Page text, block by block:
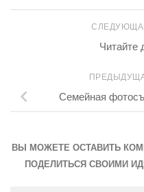
Читайте
Семейная
ВЫ МОЖЕТЕ ОСТАВИТЬ
ПОДЕЛИТЬСЯ СВОИМИ